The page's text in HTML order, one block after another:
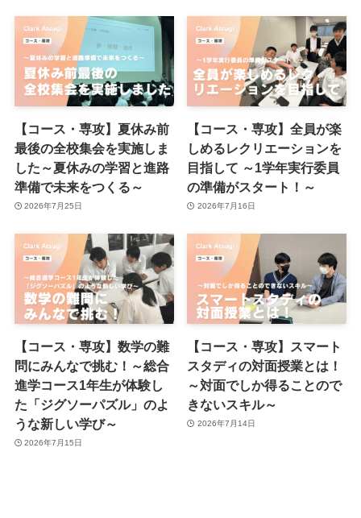
【コース・専攻】夏休み前
最後の全校集会を実施しま
した～夏休みの学習と進路
準備で未来をつくる～
2026年7月25日
【コース・専攻】全員が楽
しめるレクリエーションを
目指して ～1学年実行委員
の準備がスタート！～
2026年7月16日
【コース・専攻】数学の難
問にみんなで挑む！～総合
進学コース1年生が体験し
た「ジグソーパズル」のよ
うな新しい学び～
2026年7月15日
【コース・専攻】スマート
スタディの対面授業とは！
～対面でしか得ることので
きないスキル～
2026年7月14日